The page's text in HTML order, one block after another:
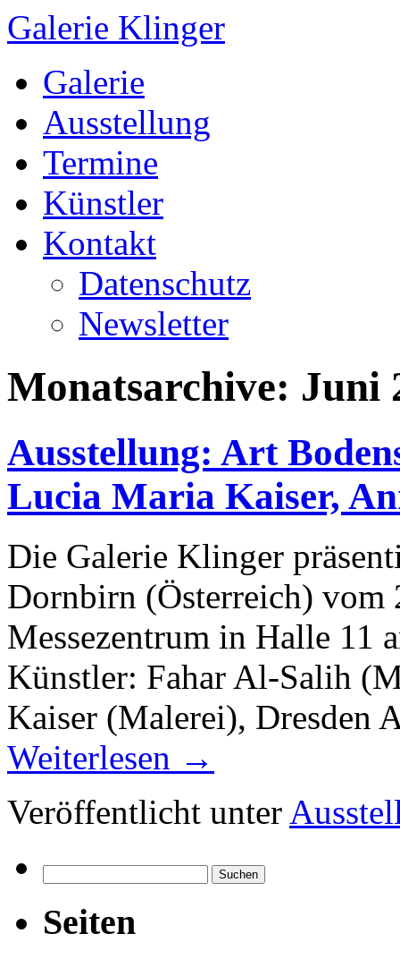
Galerie Klinger
Springe
zum
Galerie
Ausstellung
Termine
Künstler
Kontakt
Datenschutz
Newsletter
Monatsarchive: Juni
Ausstellung: Art
Lucia Maria Kaiser,
Die Galerie Klinger
Dornbirn (Österreich) vom
Messezentrum in Halle 11
Künstler: Fahar Al-Salih
Kaiser (Malerei), Dresden
Weiterlesen →
Veröffentlicht unter
nach:
Seiten